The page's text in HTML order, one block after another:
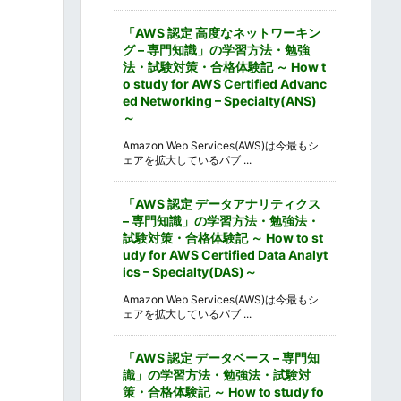
「AWS 認定 高度なネットワーキン
グ – 専門知識」の学習方法・勉強
法・試験対策・合格体験記 ～ How t
o study for AWS Certified Advanc
ed Networking – Specialty(ANS)
～
Amazon Web Services(AWS)は今最もシ
ェアを拡大しているパブ ...
「AWS 認定 データアナリティクス
– 専門知識」の学習方法・勉強法・
試験対策・合格体験記 ～ How to st
udy for AWS Certified Data Analyt
ics – Specialty(DAS)～
Amazon Web Services(AWS)は今最もシ
ェアを拡大しているパブ ...
「AWS 認定 データベース – 専門知
識」の学習方法・勉強法・試験対
策・合格体験記 ～ How to study fo